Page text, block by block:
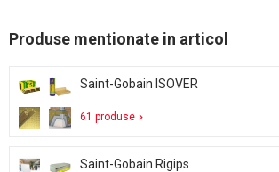
Produse mentionate in articol
Saint-Gobain ISOVER
61 produse
Saint-Gobain Rigips